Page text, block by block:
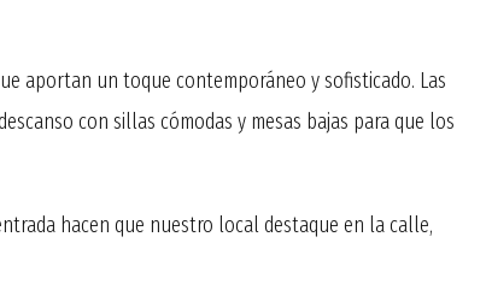
aportan un toque contemporáneo y sofisticado. Las
con sillas cómodas y mesas bajas para que los
hacen que nuestro local destaque en la calle,